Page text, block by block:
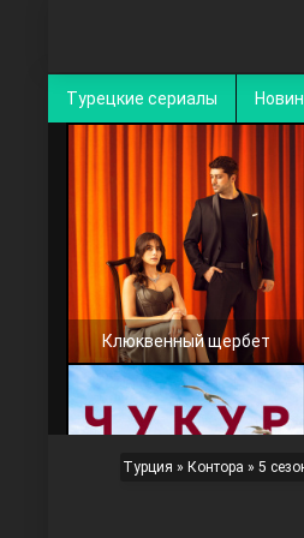
Турецкие сериалы
Клюквенный щербет
Турция » Контора » 5